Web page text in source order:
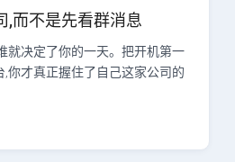
,而不是先看群消息
就决定了你的一天。把开机第一
,你才真正握住了自己这家公司的